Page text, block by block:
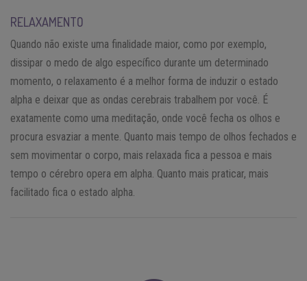
RELAXAMENTO
Quando não existe uma finalidade maior, como por exemplo,
dissipar o medo de algo específico durante um determinado
momento, o relaxamento é a melhor forma de induzir o estado
alpha e deixar que as ondas cerebrais trabalhem por você. É
exatamente como uma meditação, onde você fecha os olhos e
procura esvaziar a mente. Quanto mais tempo de olhos fechados e
sem movimentar o corpo, mais relaxada fica a pessoa e mais
tempo o cérebro opera em alpha. Quanto mais praticar, mais
facilitado fica o estado alpha.